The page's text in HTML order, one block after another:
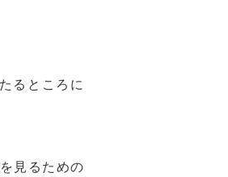
るところに
見るための